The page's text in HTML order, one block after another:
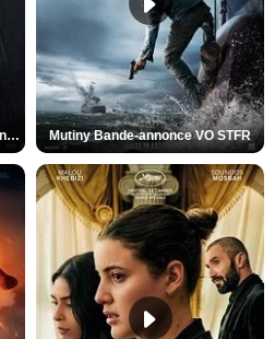
Spider-Man: Brand New Day Bande-annonce VO STFR Mutiny Bande-annonce VO STFR